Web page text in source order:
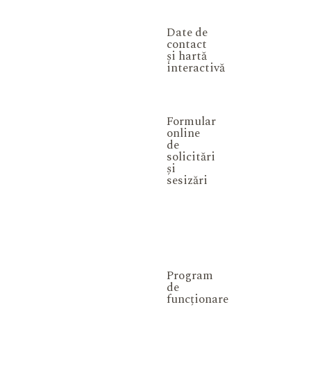
Date de
contact
și hartă
interactivă
Formular
online
de
solicitări
și
sesizări
Program
de
funcționare